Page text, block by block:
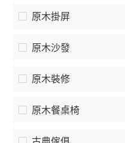
原木掛屏
原木沙發
原木裝修
原木餐桌椅